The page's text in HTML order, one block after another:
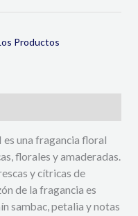
Productos
es una fragancia floral
florales y amaderadas.
y cítricas de
de la fragancia es
sambac, petalia y notas